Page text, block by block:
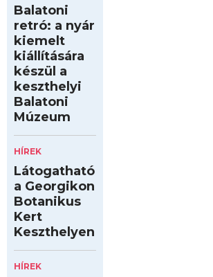
Balatoni
retró: a nyár
kiemelt
kiállítására
készül a
keszthelyi
Balatoni
Múzeum
HÍREK
Látogatható
a Georgikon
Botanikus
Kert
Keszthelyen
HÍREK